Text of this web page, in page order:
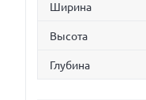
Ширина
Высота
Глубина